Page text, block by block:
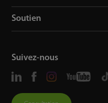
Soutien
Suivez-nous